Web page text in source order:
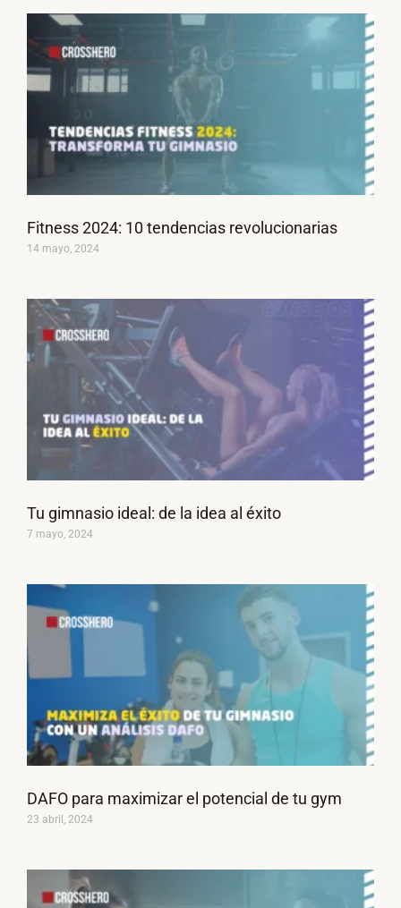
Fitness 2024: 10 tendencias revolucionarias
14 mayo, 2024
Tu gimnasio ideal: de la idea al éxito
7 mayo, 2024
DAFO para maximizar el potencial de tu gym
23 abril, 2024